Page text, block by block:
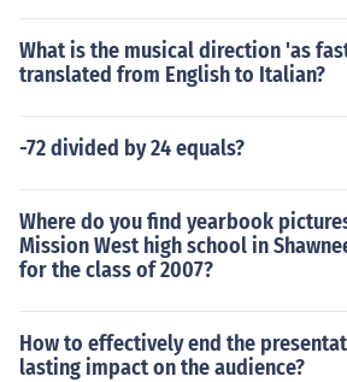
What is the musical direction 'as
translated from English to Italian?
-72 divided by 24 equals?
Where do you find yearbook
Mission West high school in
for the class of 2007?
How to effectively end the
lasting impact on the audience?